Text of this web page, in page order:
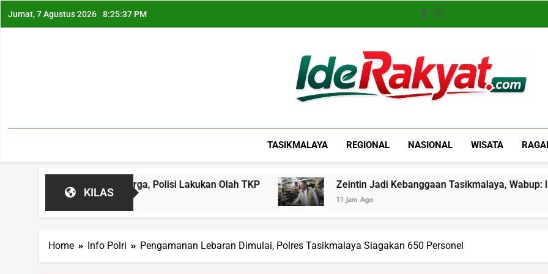
Jumat, 7 Agustus 2026 8:25:38 PM
Iderakyat.com
TASIKMALAYA REGIONAL NASIONAL WISATA
KILAS
Warga, Polisi Lakukan Olah TKP Zeintin Jadi Kebanggaan Tasikmalaya, Wabup: Industri Lokal
11 Jam Ago
Home Info Polri Pengamanan Lebaran Dimulai, Polres Tasikmalaya Siagakan 650 Personel